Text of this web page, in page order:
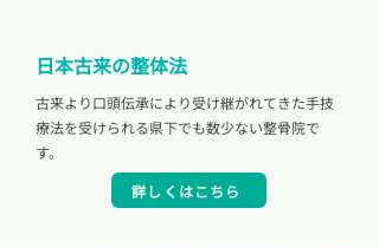
日本古来の整体法
古来より口頭伝承により受け継がれてきた手技
療法を受けられる県下でも数少ない整骨院で
す。
詳しくはこちら